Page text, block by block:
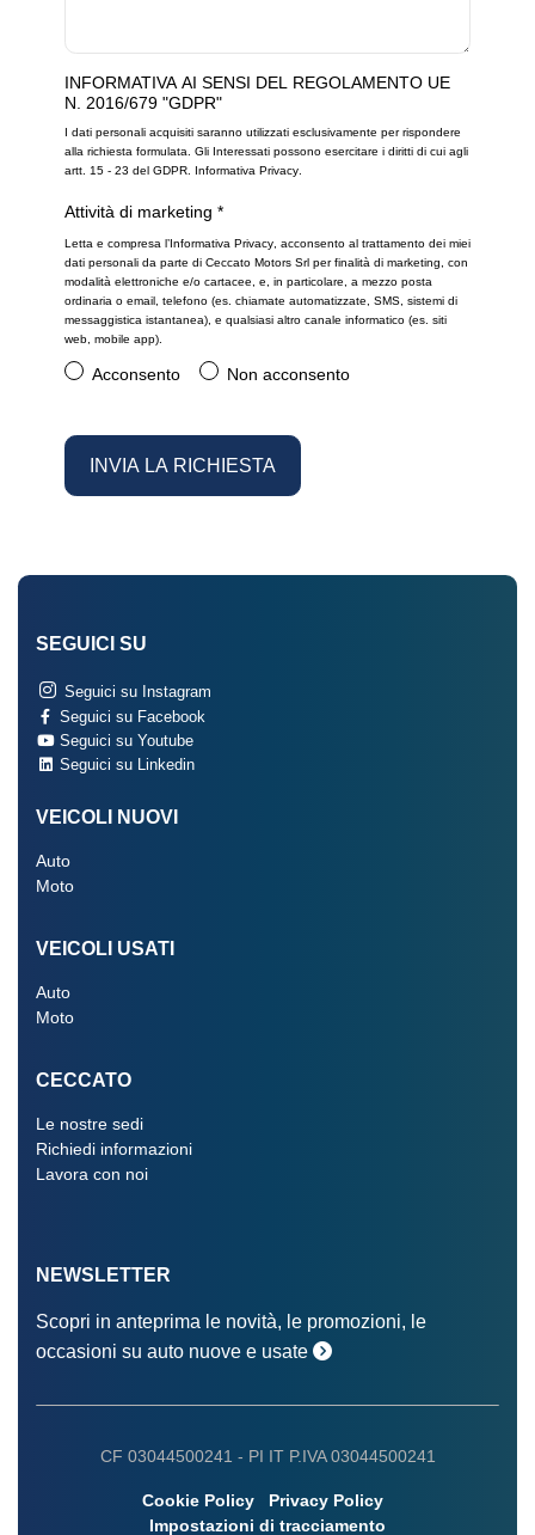
INFORMATIVA AI SENSI DEL REGOLAMENTO UE
N. 2016/679 "GDPR"
I dati personali acquisiti saranno utilizzati esclusivamente per rispondere
alla richiesta formulata. Gli Interessati possono esercitare i diritti di cui agli
artt. 15 - 23 del GDPR. Informativa Privacy
Attività di marketing *
Letta e compresa l’Informativa Privacy , acconsento al trattamento dei miei
dati personali da parte di Ceccato Motors Srl per finalità di marketing, con
modalità elettroniche e/o cartacee, e, in particolare, a mezzo posta
ordinaria o email, telefono (es. chiamate automatizzate, SMS, sistemi di
messaggistica istantanea), e qualsiasi altro canale informatico (es. siti
web, mobile app).
Acconsento Non acconsento
SEGUICI SU
Seguici su Instagram
Seguici su Facebook
Seguici su Youtube
Seguici su Linkedin
VEICOLI NUOVI
Auto
Moto
VEICOLI USATI
Auto
Moto
CECCATO
Le nostre sedi
Richiedi informazioni
Lavora con noi
NEWSLETTER
Scopri in anteprima le novità, le promozioni, le
occasioni su auto nuove e usate
CF 03044500241 - PI IT P.IVA 03044500241
Cookie Policy
Privacy Policy
Impostazioni di tracciamento